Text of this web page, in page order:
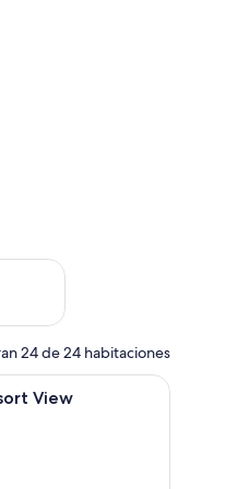
el próximo fin de semana,
24 de 24 habitaciones
moderna con un sofá, sillones y
View